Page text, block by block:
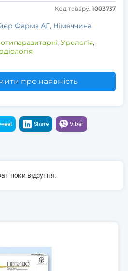
Код товару: 1003737
Фарма АГ, Німеччина
, Урологія,
про наявність
Share Viber
поки відсутня.